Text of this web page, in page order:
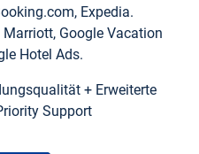
Expedia.
Google Vacation
Hotel Ads.
+ Erweiterte
Support